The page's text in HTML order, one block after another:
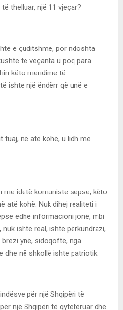
thelluar, një 11 vjeçar?
e çuditshme, por ndoshta
të veçanta u poq para
këto mendime të
ishte një ëndërr që unë e
tuaj, në atë kohë, u lidh me
me idetë komuniste sepse, këto
atë kohë. Nuk dihej realiteti i
edhe informacioni jonë, mbi
ishte real, ishte përkundrazi,
brezi ynë, sidoqoftë, nga
dhe në shkollë ishte patriotik.
për një Shqipëri të
një Shqipëri të qytetëruar dhe